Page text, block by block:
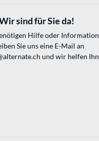
sind für Sie da!
Hilfe oder
Sie uns eine E-Mail an
und wir helfen